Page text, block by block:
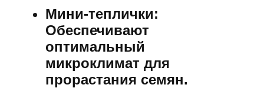
Мини-теплички:
Обеспечивают
оптимальный
микроклимат для
прорастания семян.